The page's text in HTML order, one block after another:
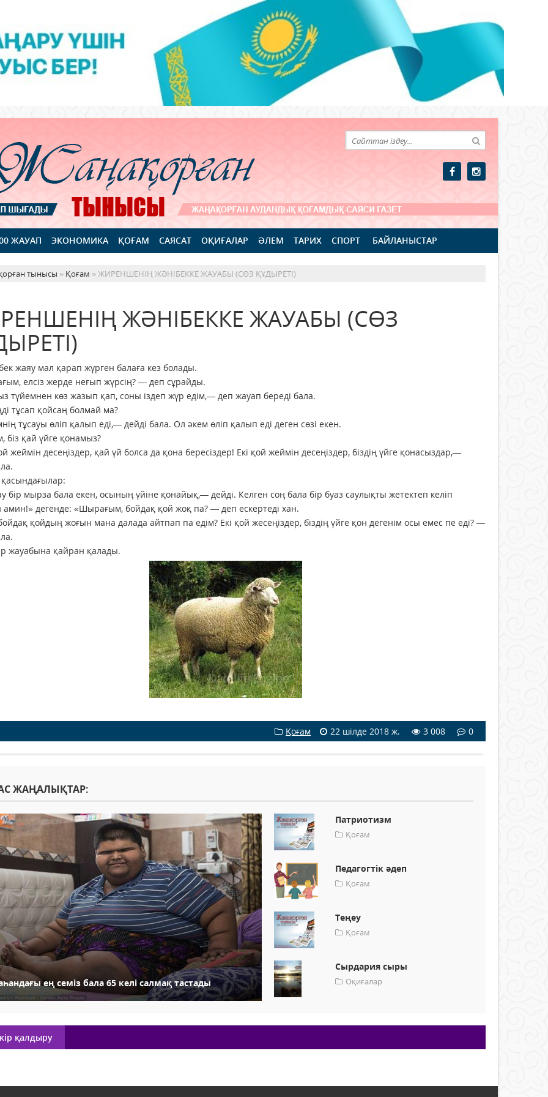
ЖАУАП ЭКОНОМИКА ҚОҒАМ САЯСАТ ОҚИҒАЛАР ӘЛЕМ ТАРИХ СПОРТ БАЙЛАНЫСТАР
тынысы » Қоғам » ЖИРЕНШЕНІҢ ЖӘНІБЕККЕ ЖАУАБЫ (СӨЗ ҚҰДЫРЕТІ)
ЖӘНІБЕККЕ ЖАУАБЫ (СӨЗ
жаяу мал қарап жүрген балаға кез болады.
елсіз жерде неғып жүрсің? — деп сұрайды.
түйемнен көз жазып қап, соны іздеп жүр едім,— деп жауап береді бала.
тұсап қойсаң болмай ма?
тұсауы өліп қалып еді,— дейді бала. Ол әкем өліп қалып еді деген сөзі екен.
біз қай үйге қонамыз?
жеймін десеңіздер, қай үй болса да қона бересіздер! Екі қой жеймін десеңіздер, біздің үйге қонасыздар,—
мырза бала екен, осының үйіне қонайық,— дейді. Келген соң бала бір буаз саулықты жетектеп келіп
амин!» дегенде: «Шырағым, бойдақ қой жоқ па? — деп ескертеді хан.
қойдың жоғын мана далада айтпап па едім? Екі қой жесеңіздер, біздің үйге қон дегенім осы емес пе еді? —
жауабына қайран қалады.
Қоғам 22 шілде 2018 ж. 3 008 0
ЖАҢАЛЫҚТАР:
ең семіз бала 65 келі салмақ тастады
Патриотизм
Қоғам
Педагогтік әдеп
Қоғам
Теңеу
Қоғам
Сырдария сыры
Оқиғалар
қалдыру